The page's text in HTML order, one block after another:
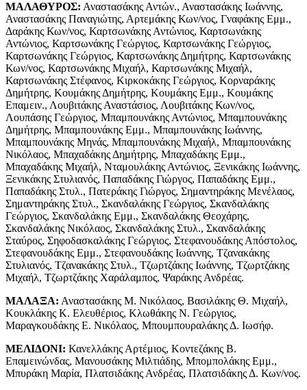
ΜΑΛΑΘΥΡΟΣ: Αναστασάκης Αντών., Αναστασάκης Ιωάννης,
Αναστασάκης Παναγιώτης, Αρτεμάκης Κων/νος, Γναφάκης Εμμ.,
Δαράκης Κων/νος, Καρτσωνάκης Αντώνιος, Καρτσωνάκης
Αντώνιος, Καρτσωνάκης Γεώργιος, Καρτσωνάκης Γεώργιος,
Καρτσωνάκης Γεώργιος, Καρτσωνάκης Δημήτρης, Καρτσωνάκης
Κων/νος, Καρτσωνάκης Μιχαήλ, Καρτσωνάκης Μιχαήλ,
Καρτσωνάκης Στέφανος, Κιρκοκάκης Γεώργιος, Κορναράκης
Δημήτρης, Κουμάκης Δημήτρης, Κουμάκης Εμμ., Κουμάκης
Επαμειν., Λουβιτάκης Αναστάσιος, Λουβιτάκης Κων/νος,
Λουπάσης Γεώργιος, Μπαμπουνάκης Αντώνιος, Μπαμπουνάκης
Δημήτρης, Μπαμπουνάκης Εμμ., Μπαμπουνάκης Ιωάννης,
Μπαμπουνάκης Μηνάς, Μπαμπουνάκης Μιχαήλ, Μπαμπουνάκης
Νικόλαος, Μπαχαδάκης Δημήτρης, Μπαχαδάκης Εμμ.,
Μπαχαδάκης Μιχαήλ, Νταμουλάκης Αντώνιος, Ξενικάκης Ιωάννης,
Ξενικάκης Στυλιανός, Παπαδάκης Γιώργος, Παπαδάκης Εμμ.,
Παπαδάκης Στυλ., Πατεράκης Γιώργος, Σημαντηράκης Μενέλαος,
Σημαντηράκης Στυλ., Σκανδαλάκης Γεώργιος, Σκανδαλάκης
Γεώργιος, Σκανδαλάκης Εμμ., Σκανδαλάκης Θεοχάρης,
Σκανδαλάκης Νικόλαος, Σκανδαλάκης Στυλ., Σκανδαλάκης
Σταύρος, Σηφοδασκαλάκης Γεώργιος, Στεφανουδάκης Απόστολος,
Στεφανουδάκης Εμμ., Στεφανουδάκης Ιωάννης, Τζανακάκης
Στυλιανός, Τζανακάκης Στυλ., Τζωρτζάκης Ιωάννης, Τζωρτζάκης
Μιχαήλ, Τζωρτζάκης Χαράλαμπος, Ψαράκης Ανδρέας.
ΜΑΛΑΞΑ: Αναστασάκης Μ. Νικόλαος, Βασιλάκης Θ. Μιχαήλ,
Κουκλάκης Κ. Ελευθέριος, Κλωθάκης Ν. Γεώργιος,
Μαραγκουδάκης Ε. Νικόλαος, Μπουμπουραλάκης Δ. Ιωσήφ.
ΜΕΛΙΔΟΝΙ: Κανελλάκης Αρτέμιος, Κοντεζάκης Β.
Επαμεινώνδας, Μανουσάκης Μιλτιάδης, Μπομπολάκης Εμμ.,
Μπυράκη Μαρία, Πλατσιδάκης Ανδρέας, Πλατσιδάκης Δ. Κων/νος.